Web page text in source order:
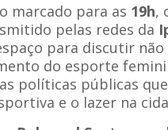
marcado para as 19h,
pelas redes da
para discutir não
do esporte
políticas públicas
e o lazer na